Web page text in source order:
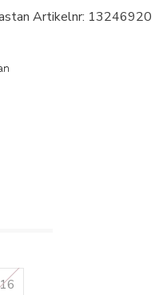
Artikelnr: 13246920